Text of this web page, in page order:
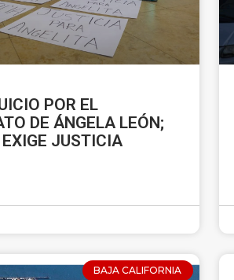
POR EL
DE ÁNGELA LEÓN;
JUSTICIA
BAJA CALIFORNIA